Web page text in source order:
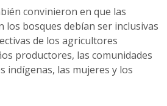
convinieron en que las
los bosques debían ser inclusivas
de los agricultores
productores, las comunidades
indígenas, las mujeres y los